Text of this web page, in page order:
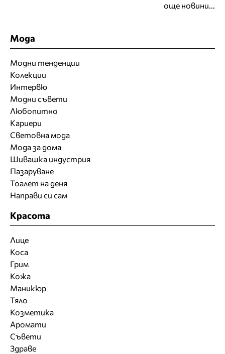
още новини...
Мода
Модни тенденции
Колекции
Интервю
Модни съвети
Любопитно
Кариери
Световна мода
Мода за дома
Шивашка индустрия
Пазаруване
Тоалет на деня
Направи си сам
Красота
Лице
Коса
Грим
Кожа
Маникюр
Тяло
Козметика
Аромати
Съвети
Здраве